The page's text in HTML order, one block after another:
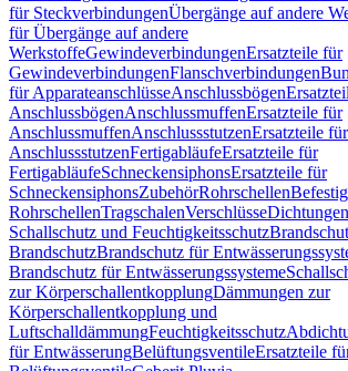
für SteckverbindungenÜbergänge auf andere
für Übergänge auf andere
WerkstoffeGewindeverbindungenErsatzteile für
GewindeverbindungenFlanschverbindungen
für ApparateanschlüsseAnschlussbögen
AnschlussbögenAnschlussmuffenErsatzteile für
AnschlussmuffenAnschlussstutzenErsatzteile für
AnschlussstutzenFertigabläufeErsatzteile für
FertigabläufeSchneckensiphonsErsatzteile für
SchneckensiphonsZubehörRohrschellen
RohrschellenTragschalenVerschlüsseDichtungen
Schallschutz und Feuchtigkeitsschutz
BrandschutzBrandschutz für
Brandschutz für Entwässerungssysteme
zur KörperschallentkopplungDämmungen zur
Körperschallentkopplung und
LuftschalldämmungFeuchtigkeitsschutz
für EntwässerungBelüftungsventileErsatzteile